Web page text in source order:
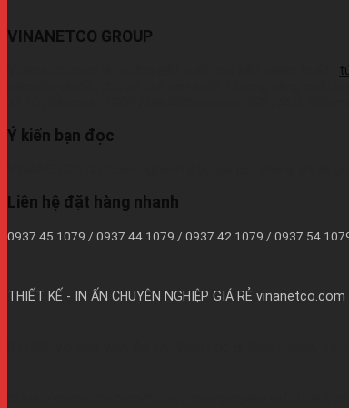
VINANETCO GROUP
Ý kiến bạn đọc
Liên hệ đặt hàng nhanh
0937 45 1079 / 0937 44 1079 / 0937 42 1079 / 0937 54
THIẾT KẾ - IN ẤN CHUYÊN NGHIỆP GIÁ RẺ vinanetco.com